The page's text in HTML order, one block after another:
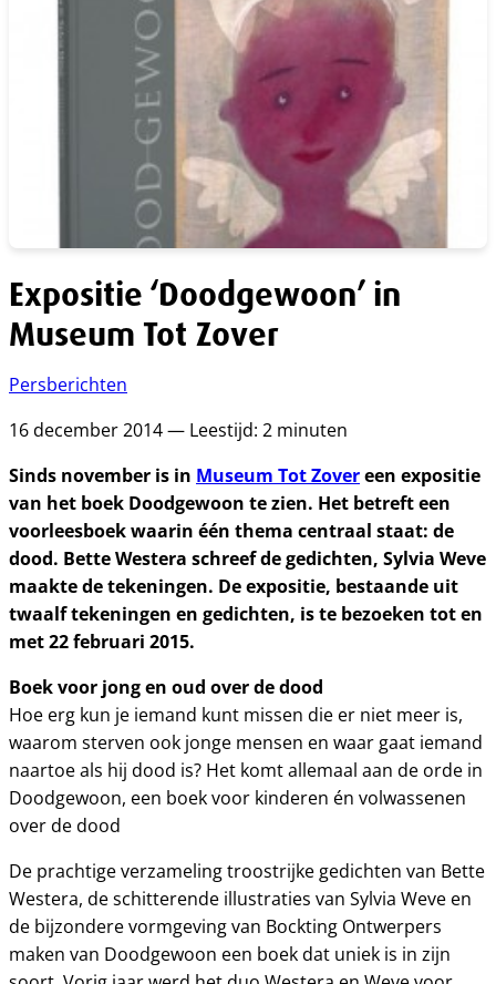
Expositie ‘Doodgewoon’ in
Museum Tot Zover
Persberichten
16 december 2014 — Leestijd: 2 minuten
Sinds november is in Museum Tot Zovereen expositie
van het boek Doodgewoon te zien. Het betreft een
voorleesboek waarin één thema centraal staat: de
dood. Bette Westera schreef de gedichten, Sylvia Weve
maakte de tekeningen. De expositie, bestaande uit
twaalf tekeningen en gedichten, is te bezoeken tot en
met 22 februari 2015.
Boek voor jong en oud over de dood
Hoe erg kun je iemand kunt missen die er niet meer is,
waarom sterven ook jonge mensen en waar gaat iemand
naartoe als hij dood is? Het komt allemaal aan de orde in
Doodgewoon, een boek voor kinderen én volwassenen
over de dood
De prachtige verzameling troostrijke gedichten van Bette
Westera, de schitterende illustraties van Sylvia Weve en
de bijzondere vormgeving van Bockting Ontwerpers
maken van Doodgewoon een boek dat uniek is in zijn